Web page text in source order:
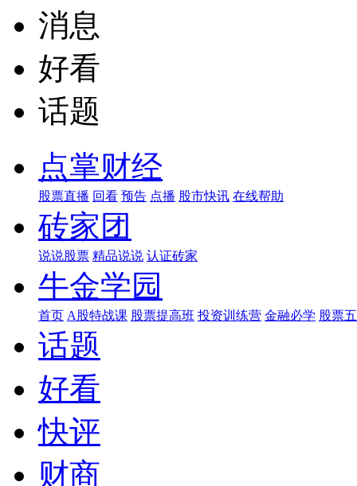
消息
好看
话题
点掌财经
股票直播 回看 预告 点播 股市快讯 在线帮助
砖家团
说说股票 精品说说 认证砖家
牛金学园
首页 A股特战课 股票提高班 投资训练营 金融必学 股票
话题
好看
快评
财商